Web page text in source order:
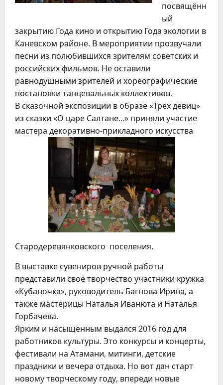
посвящённ
ый
закрытию Года кино и открытию Года экологии в
Каневском районе. В мероприятии прозвучали
песни из полюбившихся зрителям советских и
российских фильмов. Не оставили
равнодушными зрителей и хореографические
постановки танцевальных коллективов.
В сказочной экспозиции в образе «Трёх девиц»
из сказки «О царе Салтане…» приняли участие
мастера декоративно-прикладного искусства
Стародеревянковского поселения.
В выставке сувениров ручной работы
представили своё творчество участники кружка
«Кубаночка», руководитель Багнова Ирина, а
также мастерицы Наталья Иванюта и Наталья
Горбачева.
Ярким и насыщенным выдался 2016 год для
работников культуры. Это конкурсы и концерты,
фестивали на Атамани, митинги, детские
праздники и вечера отдыха. Но вот дан старт
новому творческому году, впереди новые